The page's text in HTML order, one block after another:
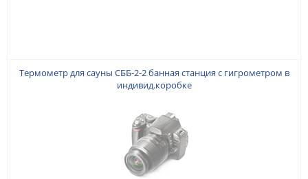
Термометр для сауны СББ-2-2 банная станция с гигрометром в
индивид.коробке